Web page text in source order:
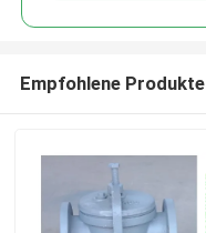
Empfohlene Produkte